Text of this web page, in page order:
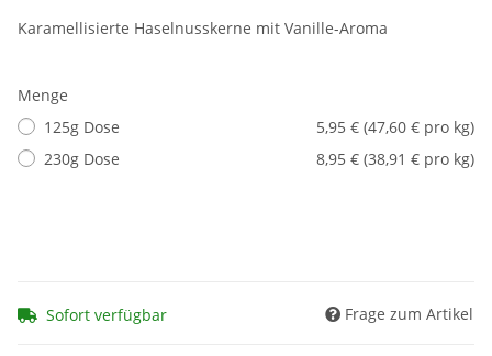
Karamellisierte Haselnusskerne mit Vanille-Aroma
Menge
125g Dose
5,95 € (47,60 € pro kg)
230g Dose
8,95 € (38,91 € pro kg)
Sofort verfügbar Frage zum Artikel